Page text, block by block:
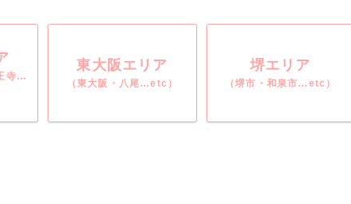
寺…
東大阪エリア
（東大阪・八尾…etc）
堺エリア
（堺市・和泉市…etc）